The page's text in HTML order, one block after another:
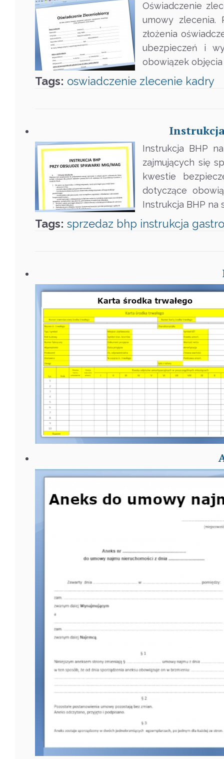
Oświadczenie
umowy zlecenia.
złożenia
ubezpieczeń i
obowiązek
Tags: oswiadczenie zlecenie kadry
Instrukcja BHP
zajmujących się
kwestie
dotyczące
Instrukcja BHP na
Tags: sprzedaz bhp instrukcja